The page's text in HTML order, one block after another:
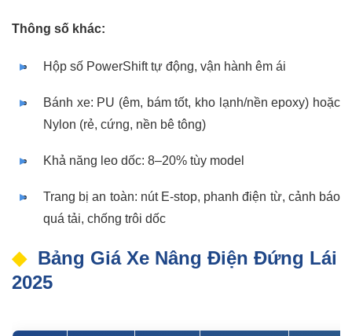
Thông số khác:
Hộp số PowerShift tự động, vận hành êm ái
Bánh xe: PU (êm, bám tốt, kho lạnh/nền epoxy) hoặc
Nylon (rẻ, cứng, nền bê tông)
Khả năng leo dốc: 8–20% tùy model
Trang bị an toàn: nút E-stop, phanh điện từ, cảnh báo
quá tải, chống trôi dốc
Bảng Giá Xe Nâng Điện Đứng Lái
2025